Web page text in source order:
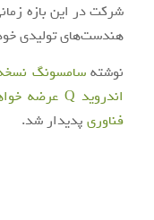
شرکت در این بازه
هندست‌های تولیدی
نوشته
اندروید Q عرضه خواهد کرد
فناوریپدیدار شد.